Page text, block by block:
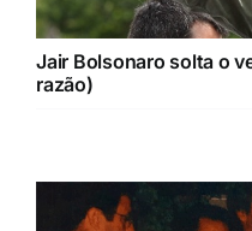
Jair Bolsonaro solta o
razão)